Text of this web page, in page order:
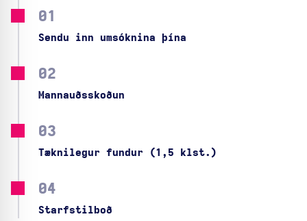
01
Sendu inn umsóknina þína
02
Mannauðsskoðun
03
Tæknilegur fundur (1,5 klst.)
04
Starfstilboð